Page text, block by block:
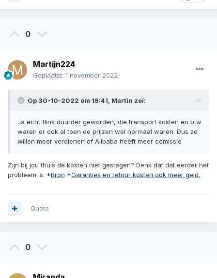
0
Martijn224
Geplaatst: 1 november 2022
Op 30-10-2022 om 19:41, Martin zei:
Ja echt flink duurder geworden, die transport kosten en btw
waren er ook al toen de prijzen wel normaal waren. Dus ze
willen meer verdienen of Alibaba heeft meer comissie
Zijn bij jou thuis de kosten niet gestegen? Denk dat dat eerder het
probleem is. *Bron *Garanties en retour kosten ook meer geld.
Quote
0